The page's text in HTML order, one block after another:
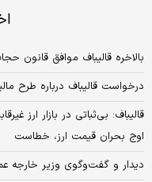
بالاخره قالیباف موافق قانون
درخواست قالیباف درباره طرح
قالیباف: بی‌ثباتی در بازار ارز
اوج بحران قیمت ارز، خطاست
دیدار و گفت‌وگوی وزیر خارجه